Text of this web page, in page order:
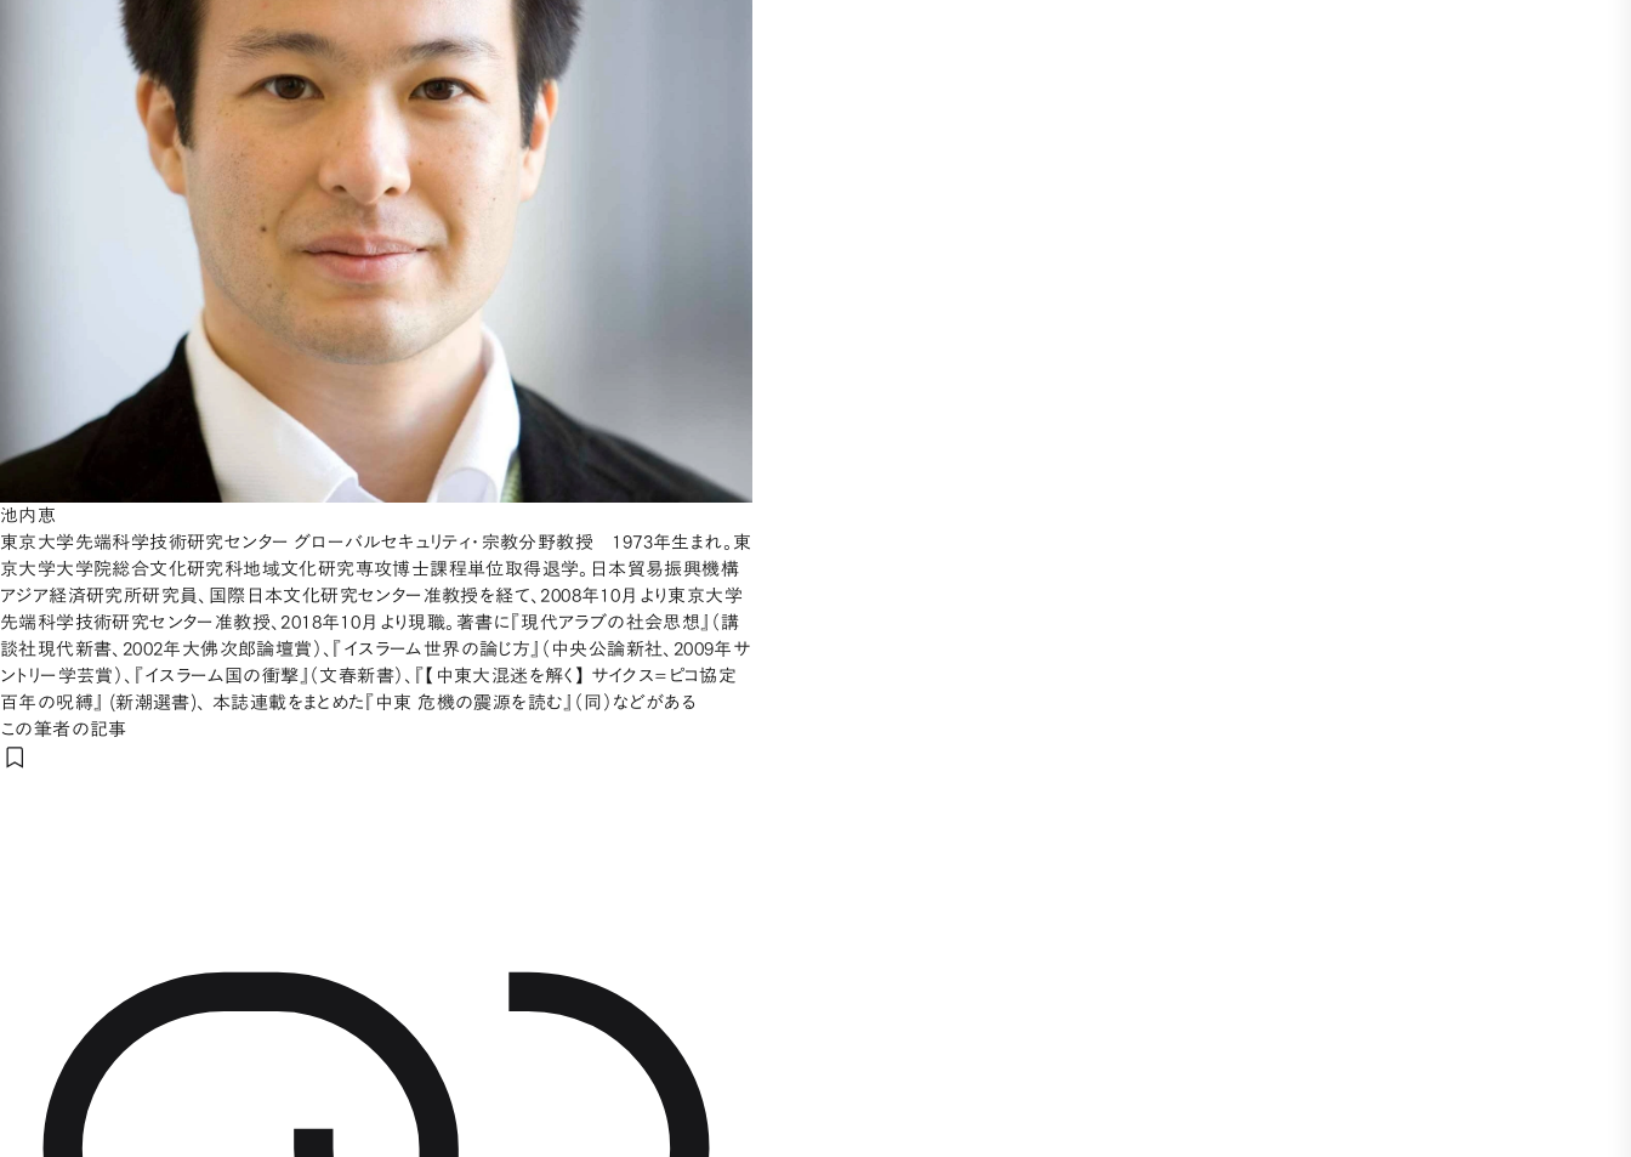
池内恵
東京大学先端科学技術研究センター グローバルセキュリティ・宗教分野教授 1973年生まれ。東
京大学大学院総合文化研究科地域文化研究専攻博士課程単位取得退学。日本貿易振興機構
アジア経済研究所研究員、国際日本文化研究センター准教授を経て、2008年10月より東京大学
先端科学技術研究センター准教授、2018年10月より現職。著書に『現代アラブの社会思想』（講
談社現代新書、2002年大佛次郎論壇賞）、『イスラーム世界の論じ方』（中央公論新社、2009年サ
ントリー学芸賞）、『イスラーム国の衝撃』（文春新書）、『【中東大混迷を解く】 サイクス=ピコ協定
百年の呪縛』 (新潮選書)、 本誌連載をまとめた『中東 危機の震源を読む』（同）などがある
この筆者の記事